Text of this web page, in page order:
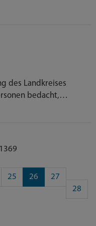
des Landkreises
bedacht,…
25 26
27
28